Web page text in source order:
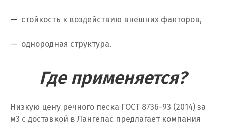
Камышево
Камышлов
Качканар
стойкость к воздействию внешних факторов,
однородная структура.
Где применяется?
Низкую цену речного песка ГОСТ 8736-93 (2014) за
м3 с доставкой в Лангепас предлагает компания